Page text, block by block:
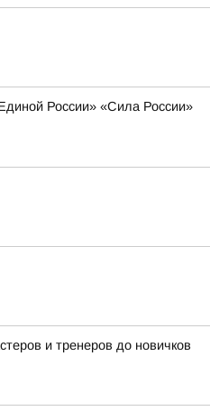
России» «Сила России»
и тренеров до новичков